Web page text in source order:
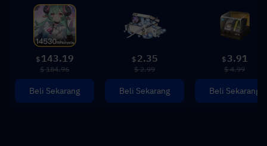
$ 143.19
$ 184.96
Beli Sekarang
$ 2.35
$ 2.99
Beli Sekarang
$ 3.91
$ 4.99
Beli Sekarang